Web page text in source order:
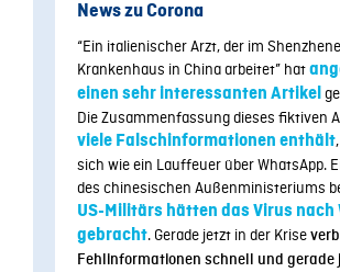
News zu Corona
“Ein italienischer Arzt, der im
Krankenhaus in China arbeitet” hat
einen sehr interessanten Artikel
Die Zusammenfassung dieses fiktiven
viele Falschinformationen enthält
sich wie ein Lauffeuer über WhatsApp.
des chinesischen Außenministeriums
US-Militärs hätten das Virus nach
gebracht. Gerade jetzt in der Krise
Fehlinformationen schnell und gerade